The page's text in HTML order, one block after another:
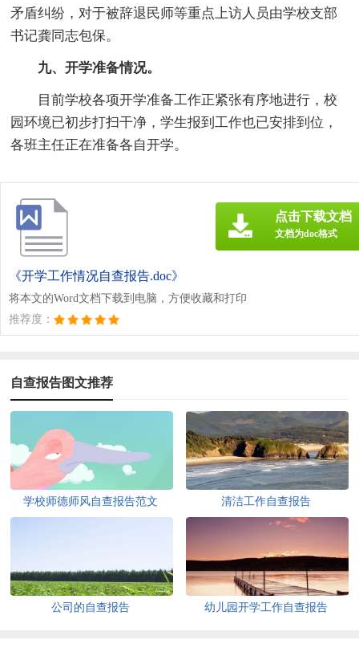
矛盾纠纷，对于被辞退民师等重点上访人员由学校支部
书记龚同志包保。
九、开学准备情况。
目前学校各项开学准备工作正紧张有序地进行，校
园环境已初步打扫干净，学生报到工作也已安排到位，
各班主任正在准备各自开学。
《开学工作情况自查报告.doc》
将本文的Word文档下载到电脑，方便收藏和打印
推荐度：
点击下载文档
文档为doc格式
自查报告图文推荐
学校师德师风自查报告范文 清洁工作自查报告
公司的自查报告 幼儿园开学工作自查报告